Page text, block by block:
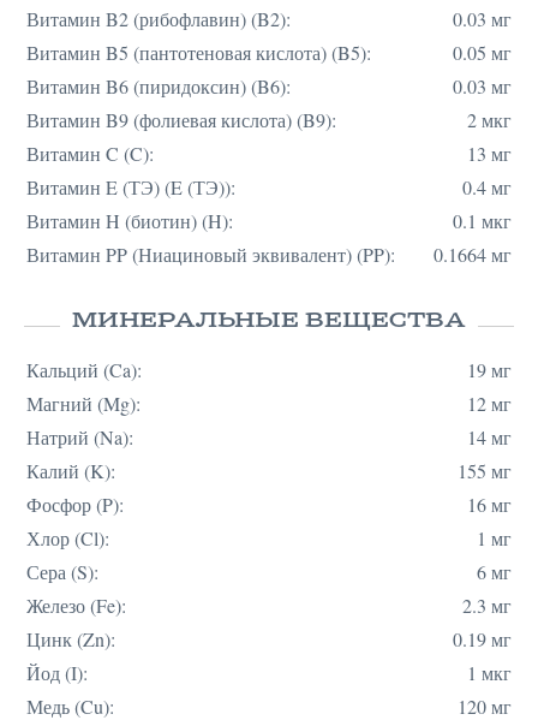
Витамин B2 (рибофлавин) (B2):
0.03 мг
Витамин B5 (пантотеновая кислота) (B5):
0.05 мг
Витамин B6 (пиридоксин) (B6):
0.03 мг
Витамин B9 (фолиевая кислота) (B9):
2 мкг
Витамин C (C):
13 мг
Витамин E (ТЭ) (E (ТЭ)):
0.4 мг
Витамин H (биотин) (H):
0.1 мкг
Витамин PP (Ниациновый эквивалент) (PP):
0.1664 мг
МИНЕРАЛЬНЫЕ ВЕЩЕСТВА
Кальций (Ca):
19 мг
Магний (Mg):
12 мг
Натрий (Na):
14 мг
Калий (K):
155 мг
Фосфор (P):
16 мг
Хлор (Cl):
1 мг
Сера (S):
6 мг
Железо (Fe):
2.3 мг
Цинк (Zn):
0.19 мг
Йод (I):
1 мкг
Медь (Cu):
120 мг